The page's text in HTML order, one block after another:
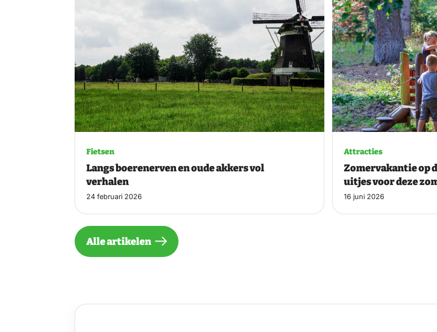
Fietsen
Langs boerenerven en oude akkers vol
verhalen
24 februari 2026
Attracties
Zomervakantie op
uitjes voor deze
16 juni 2026
Alle artikelen